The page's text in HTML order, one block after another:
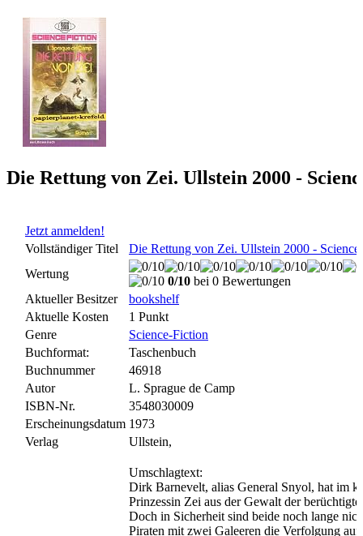
Die Rettung von Zei. Ullstein 2000 -
Jetzt anmelden!
Vollständiger Titel
Die Rettung von Zei. Ullstein 2000 -
Wertung
0/10 bei 0 Bewertungen
Aktueller Besitzer
bookshelf
Aktuelle Kosten
1 Punkt
Genre
Science-Fiction
Buchformat:
Taschenbuch
Buchnummer
46918
Autor
L. Sprague de Camp
ISBN-Nr.
3548030009
Erscheinungsdatum 1973
Verlag
Ullstein,
Umschlagtext:
Dirk Barnevelt, alias General Snyol, hat im
Prinzessin Zei aus der Gewalt der
Doch in Sicherheit sind beide noch lange
Piraten mit zwei Galeeren die Verfolgung